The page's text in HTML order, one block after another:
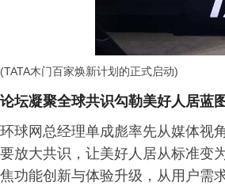
(TATA木门百家焕新计划的正式启动)
论坛凝聚全球共识勾勒美好人居蓝图
环球网总经理单成彪率先从媒体视
要放大共识，让美好人居从标准变
焦功能创新与体验升级，从用户需